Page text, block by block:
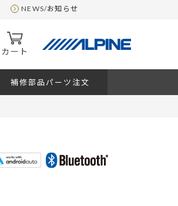
NEWS/お知らせ
カート
補修部品パーツ注文